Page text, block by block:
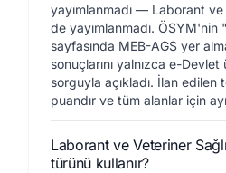
yayımlanmadı — Laborant
de yayımlanmadı. ÖSYM'nin
sayfasında MEB-AGS yer
sonuçlarını yalnızca e-
sorguyla açıkladı. İlan edilen
puandır ve tüm alanlar için
Laborant ve Veteriner
türünü kullanır?